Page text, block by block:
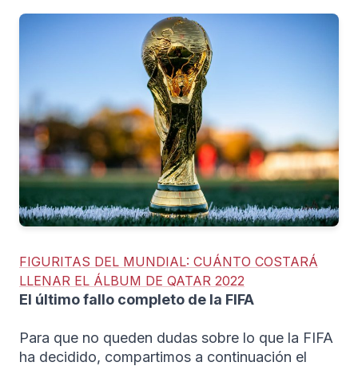
FIGURITAS DEL MUNDIAL: CUÁNTO COSTARÁ
LLENAR EL ÁLBUM DE QATAR 2022
El último fallo completo de la FIFA
Para que no queden dudas sobre lo que la FIFA
ha decidido, compartimos a continuación el